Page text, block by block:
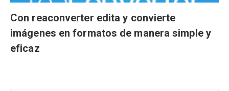
Con reaconverter edita y convierte
imágenes en formatos de manera simple y
eficaz